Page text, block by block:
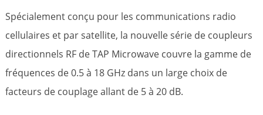
Spécialement conçu pour les communications radio
cellulaires et par satellite, la nouvelle série de coupleurs
directionnels RF de TAP Microwave couvre la gamme de
fréquences de 0.5 à 18 GHz dans un large choix de
facteurs de couplage allant de 5 à 20 dB.